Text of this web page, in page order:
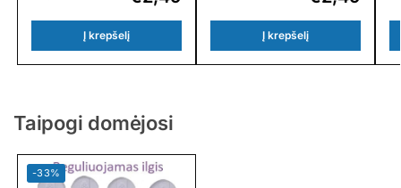
Į krepšelį Į krepšelį
Taipogi domėjosi
-33%